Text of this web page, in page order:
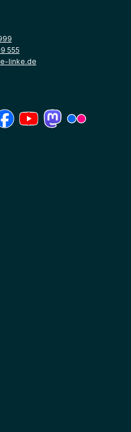
555
linke.de
Fenster)
ein neues Fenster)
öffnet ein neues Fenster)
(Link öffnet ein neues Fenster)
(Link öffnet ein neues
(Link öffnet ein